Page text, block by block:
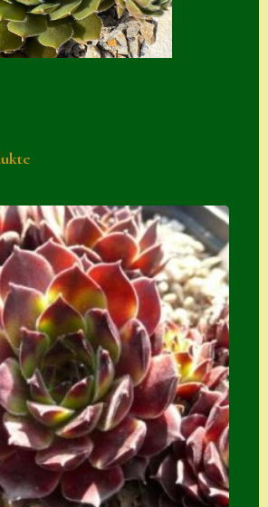
Translator
Versand
ng
Zahlung
Zahlungs- &
Versandinfos
Zubehör
Zubehör